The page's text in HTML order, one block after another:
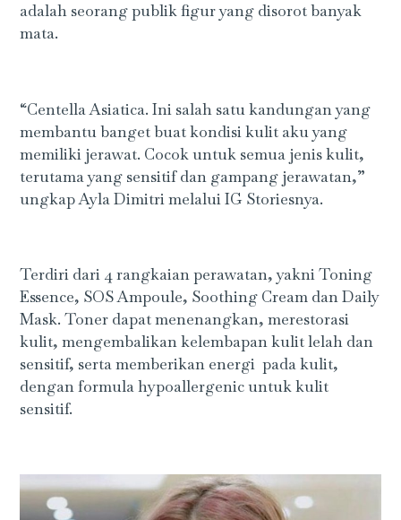
adalah seorang publik figur yang disorot banyak
mata.
“Centella Asiatica. Ini salah satu kandungan yang
membantu banget buat kondisi kulit aku yang
memiliki jerawat. Cocok untuk semua jenis kulit,
terutama yang sensitif dan gampang jerawatan,”
ungkap Ayla Dimitri melalui IG Storiesnya.
Terdiri dari 4 rangkaian perawatan, yakni Toning
Essence, SOS Ampoule, Soothing Cream dan Daily
Mask. Toner dapat menenangkan, merestorasi
kulit, mengembalikan kelembapan kulit lelah dan
sensitif, serta memberikan energi pada kulit,
dengan formula hypoallergenic untuk kulit
sensitif.